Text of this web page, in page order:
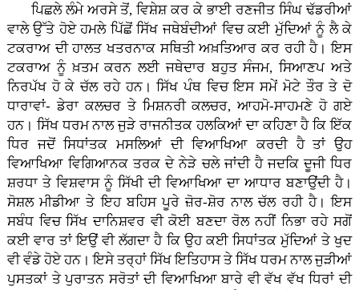
ਪਿਛਲੇ ਲੰਮੇ ਅਰਸੇ ਤੋਂ, ਵਿਸ਼ੇਸ਼ ਕਰ ਕੇ ਭਾਈ ਰਣਜੀਤ ਸਿੰਘ ਢੱਡਰੀਆਂ
ਵਾਲੇ ਉੱਤੇ ਹੋਏ ਹਮਲੇ ਪਿੱਛੋਂ ਸਿੱਖ ਜਥੇਬੰਦੀਆਂ ਵਿਚ ਕਈ ਮੁੱਦਿਆਂ ਨੂੰ ਲੈ ਕੇ
ਟਕਰਾਅ ਦੀ ਹਾਲਤ ਖਤਰਨਾਕ ਸਥਿਤੀ ਅਖ਼ਤਿਆਰ ਕਰ ਰਹੀ ਹੈ। ਇਸ
ਟਕਰਾਅ ਨੂੰ ਖ਼ਤਮ ਕਰਨ ਲਈ ਜਥੇਦਾਰ ਬਹੁਤ ਸੰਜਮ, ਸਿਆਣਪ ਅਤੇ
ਨਿਰਪੱਖ ਹੋ ਕੇ ਚੱਲ ਰਹੇ ਹਨ। ਸਿੱਖ ਪੰਥ ਵਿਚ ਇਸ ਸਮੇਂ ਮੋਟੇ ਤੌਰ ਤੇ ਦੋ
ਧਾਰਾਵਾਂ- ਡੇਰਾ ਕਲਚਰ ਤੇ ਮਿਸ਼ਨਰੀ ਕਲਚਰ, ਆਹਮੋ-ਸਾਹਮਣੇ ਹੋ ਗਏ
ਹਨ। ਸਿੱਖ ਧਰਮ ਨਾਲ ਜੁੜੇ ਰਾਜਨੀਤਕ ਹਲਕਿਆਂ ਦਾ ਕਹਿਣਾ ਹੈ ਕਿ ਇੱਕ
ਧਿਰ ਜਦੋਂ ਸਿਧਾਂਤਕ ਮਸਲਿਆਂ ਦੀ ਵਿਆਖਿਆ ਕਰਦੀ ਹੈ ਤਾਂ ਉਹ
ਵਿਆਖਿਆ ਵਿਗਿਆਨਕ ਤਰਕ ਦੇ ਨੇੜੇ ਚਲੇ ਜਾਂਦੀ ਹੈ ਜਦਕਿ ਦੂਜੀ ਧਿਰ
ਸ਼ਰਧਾ ਤੇ ਵਿਸ਼ਵਾਸ ਨੂੰ ਸਿੱਖੀ ਦੀ ਵਿਆਖਿਆ ਦਾ ਆਧਾਰ ਬਣਾਉਂਦੀ ਹੈ।
ਸੋਸ਼ਲ ਮੀਡੀਆ ਤੇ ਇਹ ਬਹਿਸ ਪੂਰੇ ਜ਼ੋਰ-ਸ਼ੋਰ ਨਾਲ ਚੱਲ ਰਹੀ ਹੈ। ਇਸ
ਸਬੰਧ ਵਿਚ ਸਿੱਖ ਦਾਨਿਸ਼ਵਰ ਵੀ ਕੋਈ ਬਣਦਾ ਰੋਲ ਨਹੀਂ ਨਿਭਾ ਰਹੇ ਸਗੋਂ
ਕਈ ਵਾਰ ਤਾਂ ਇਉਂ ਵੀ ਲੱਗਦਾ ਹੈ ਕਿ ਉਹ ਕਈ ਸਿਧਾਂਤਕ ਮੁੱਦਿਆਂ ਤੇ ਖੁਦ
ਵੀ ਵੰਡੇ ਹੋਏ ਹਨ। ਇਸੇ ਤਰ੍ਹਾਂ ਸਿੱਖ ਇਤਿਹਾਸ ਤੇ ਸਿੱਖ ਧਰਮ ਨਾਲ ਜੁੜੀਆਂ
ਪੁਸਤਕਾਂ ਤੇ ਪੁਰਾਤਨ ਸਰੋਤਾਂ ਦੀ ਵਿਆਖਿਆ ਬਾਰੇ ਵੀ ਵੱਖ ਵੱਖ ਧਿਰਾਂ ਦੀ